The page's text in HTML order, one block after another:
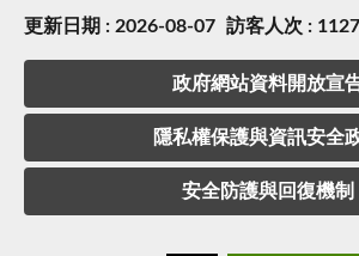
更新日期 : 2026-08-07 訪客人次 :
政府網站資料開放宣
隱私權保護與資訊安全
安全防護與回復機制